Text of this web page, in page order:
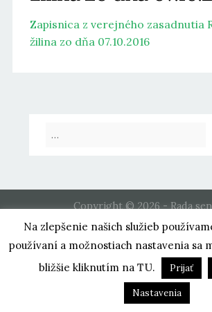
Zapisnica z verejného zasadnutia
žilina zo dňa 07.10.2016
Copyright © 2026 - Rada
hosting by MaM
Na zlepšenie našich služieb
používaní a možnostiach nastavenia sa
bližšie kliknutím na TU. Prijať
Nastavenia